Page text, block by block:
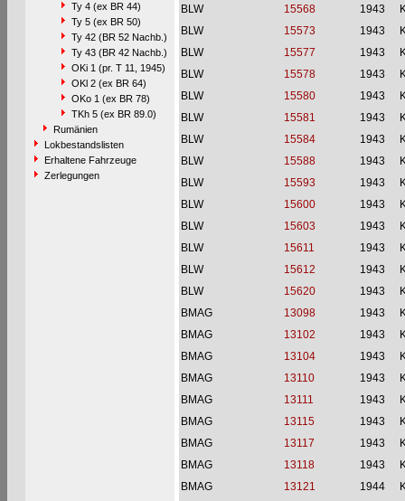
Ty 4 (ex BR 44)
Ty 5 (ex BR 50)
Ty 42 (BR 52 Nachb.)
Ty 43 (BR 42 Nachb.)
OKi 1 (pr. T 11, 1945)
OKl 2 (ex BR 64)
OKo 1 (ex BR 78)
TKh 5 (ex BR 89.0)
Rumänien
Lokbestandslisten
Erhaltene Fahrzeuge
Zerlegungen
BLW
15568 1943
BLW
15573 1943
BLW
15577 1943
BLW
15578 1943
BLW
15580 1943
BLW
15581 1943
BLW
15584 1943
BLW
15588 1943
BLW
15593 1943
BLW
15600 1943
BLW
15603 1943
BLW
15611 1943
BLW
15612 1943
BLW
15620 1943
BMAG
13098 1943
BMAG
13102 1943
BMAG
13104 1943
BMAG
13110 1943
BMAG
13111 1943
BMAG
13115 1943
BMAG
13117 1943
BMAG
13118 1943
BMAG
13121 1944